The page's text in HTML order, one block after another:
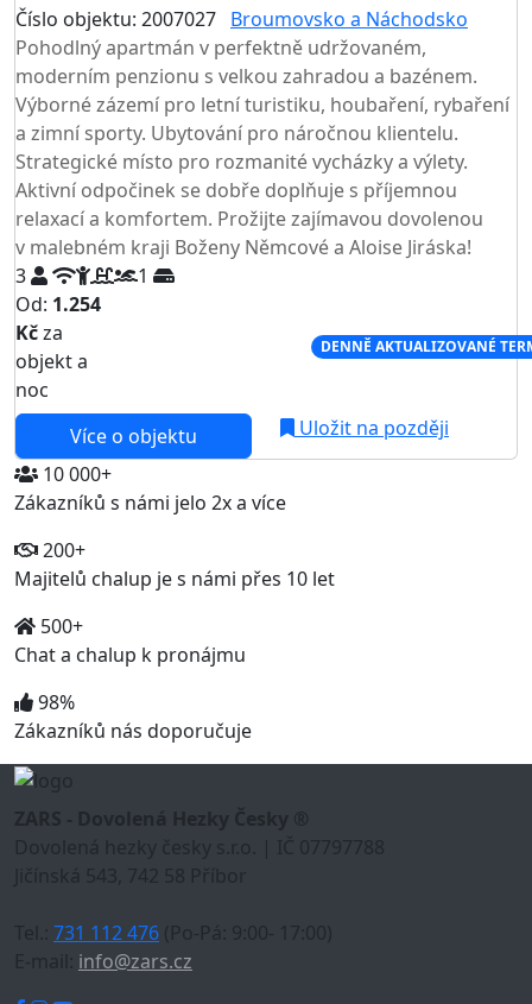
Číslo objektu: 2007027 Broumovsko a Náchodsko
Pohodlný apartmán v perfektně udržovaném,
moderním penzionu s velkou zahradou a bazénem.
Výborné zázemí pro letní turistiku, houbaření, rybaření
a zimní sporty. Ubytování pro náročnou klientelu.
Strategické místo pro rozmanité vycházky a výlety.
Aktivní odpočinek se dobře doplňuje s příjemnou
relaxací a komfortem. Prožijte zajímavou dovolenou
v malebném kraji Boženy Němcové a Aloise Jiráska!
3
1
Od: 1.254
Kčza
objekt a
noc
DENNĚ AKTUALIZOVANÉ
Více o objektu
Uložit na později
10 000+
Zákazníků s námi jelo 2x a více
200+
Majitelů chalup je s námi přes 10 let
500+
Chat a chalup k pronájmu
98%
Zákazníků nás doporučuje
ZARS - Dovolená Hezky Česky ®
Dovolená hezky česky s.r.o. | IČ 07797788
Jičínská 543, 742 58 Příbor
Tel.: 731 112 476 (Po-Pá: 9:00- 17:00)
E-mail: info@zars.cz